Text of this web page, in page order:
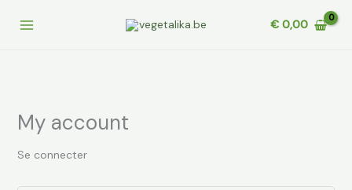
€ 0,00
My account
Se connecter